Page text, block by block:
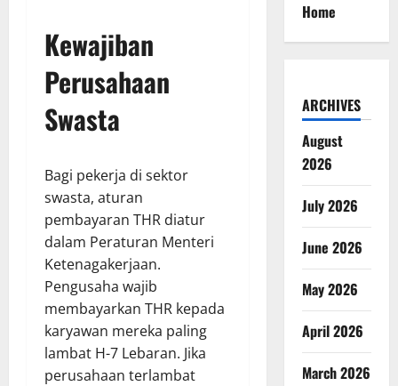
Kewajiban
Perusahaan
Swasta
Bagi pekerja di sektor
swasta, aturan
pembayaran THR diatur
dalam Peraturan Menteri
Ketenagakerjaan.
Pengusaha wajib
membayarkan THR kepada
karyawan mereka paling
lambat H-7 Lebaran. Jika
perusahaan terlambat
Home
ARCHIVES
August
2026
July 2026
June 2026
May 2026
April 2026
March 2026